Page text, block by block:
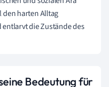
den harten Alltag
die Zustände des
Bedeutung für